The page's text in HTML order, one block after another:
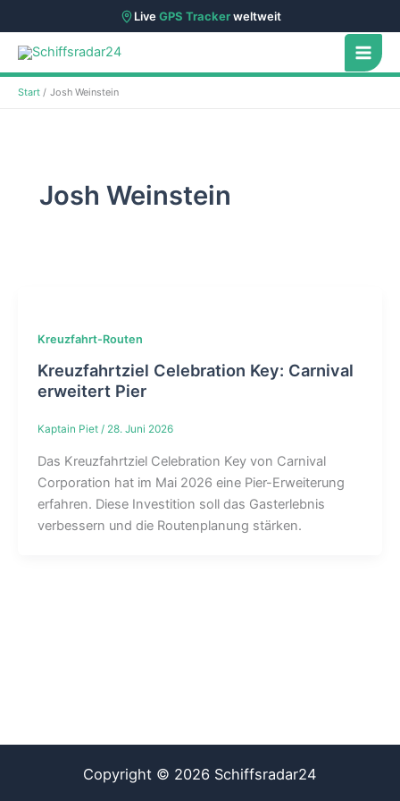
LiveGPS Trackerweltweit
Zum
Inhalt
springen
Start Josh Weinstein
Josh Weinstein
Kreuzfahrt-Routen
Kreuzfahrtziel Celebration Key: Carnival
erweitert Pier
Kaptain Piet / 28. Juni 2026
Das Kreuzfahrtziel Celebration Key von Carnival
Corporation hat im Mai 2026 eine Pier-Erweiterung
erfahren. Diese Investition soll das Gasterlebnis
verbessern und die Routenplanung stärken.
Copyright © 2026 Schiffsradar24